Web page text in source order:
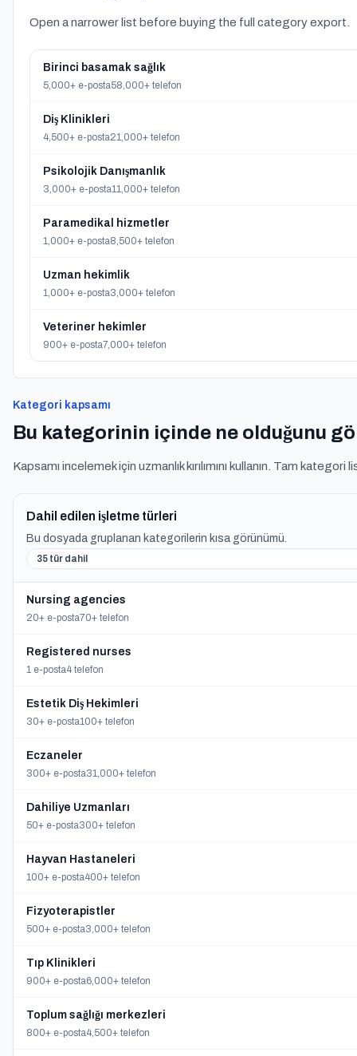
Open a narrower list before buying the full category export.
Birinci basamak sağlık
5,000+ e-posta58,000+ telefon
Diş Klinikleri
4,500+ e-posta21,000+ telefon
Psikolojik Danışmanlık
3,000+ e-posta11,000+ telefon
Paramedikal hizmetler
1,000+ e-posta8,500+ telefon
Uzman hekimlik
1,000+ e-posta3,000+ telefon
Veteriner hekimler
900+ e-posta7,000+ telefon
Kategori kapsamı
Bu kategorinin içinde ne olduğunu
Kapsamı incelemek için uzmanlık kırılımını kullanın. Tam kategori
Dahil edilen işletme türleri
Bu dosyada gruplanan kategorilerin kısa görünümü.
35 tür dahil
Nursing agencies
20+ e-posta70+ telefon
Registered nurses
1 e-posta4 telefon
Estetik Diş Hekimleri
30+ e-posta100+ telefon
Eczaneler
300+ e-posta31,000+ telefon
Dahiliye Uzmanları
50+ e-posta300+ telefon
Hayvan Hastaneleri
100+ e-posta400+ telefon
Fizyoterapistler
500+ e-posta3,000+ telefon
Tıp Klinikleri
900+ e-posta6,000+ telefon
Toplum sağlığı merkezleri
800+ e-posta4,500+ telefon